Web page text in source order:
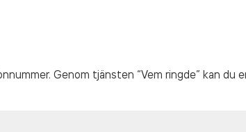
Genom tjänsten “Vem ringde” kan du